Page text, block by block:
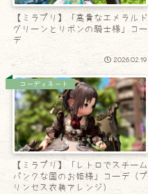
【ミラプリ】「高貴なエメラルド
グリーンとリボンの騎士様」コー
デ
2026.02.19
コーディネート
【ミラプリ】「レトロでスチーム
パンクな国のお姫様」コーデ（プ
リンセス衣装アレンジ）